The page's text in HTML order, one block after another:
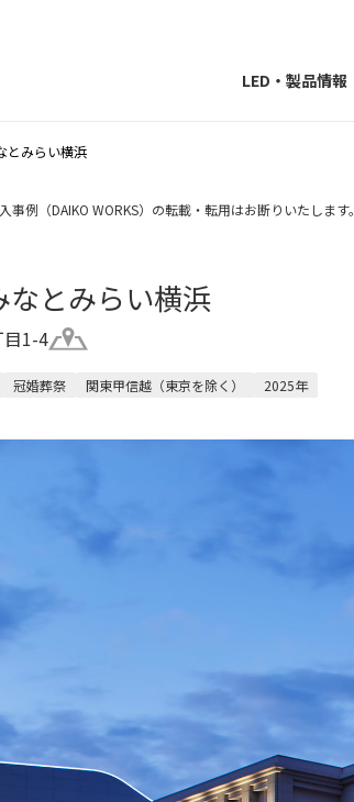
LED・製品情報
とみらい横浜
事例（DAIKO WORKS）の転載・転用はお断りいたします。
なとみらい横浜
1-4
冠婚葬祭 関東甲信越（東京を除く） 2025年